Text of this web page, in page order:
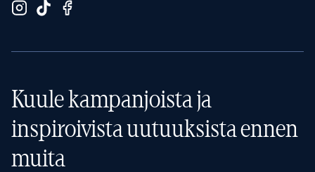
Kuule kampanjoista ja
inspiroivista uutuuksista ennen
muita